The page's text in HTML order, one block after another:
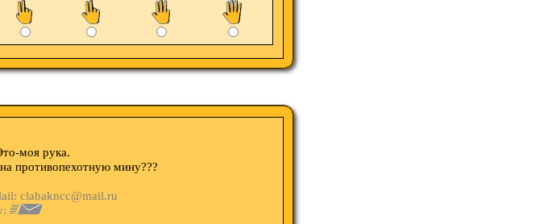
моя рука.
противопехотную мину???
clabakncc@mail.ru